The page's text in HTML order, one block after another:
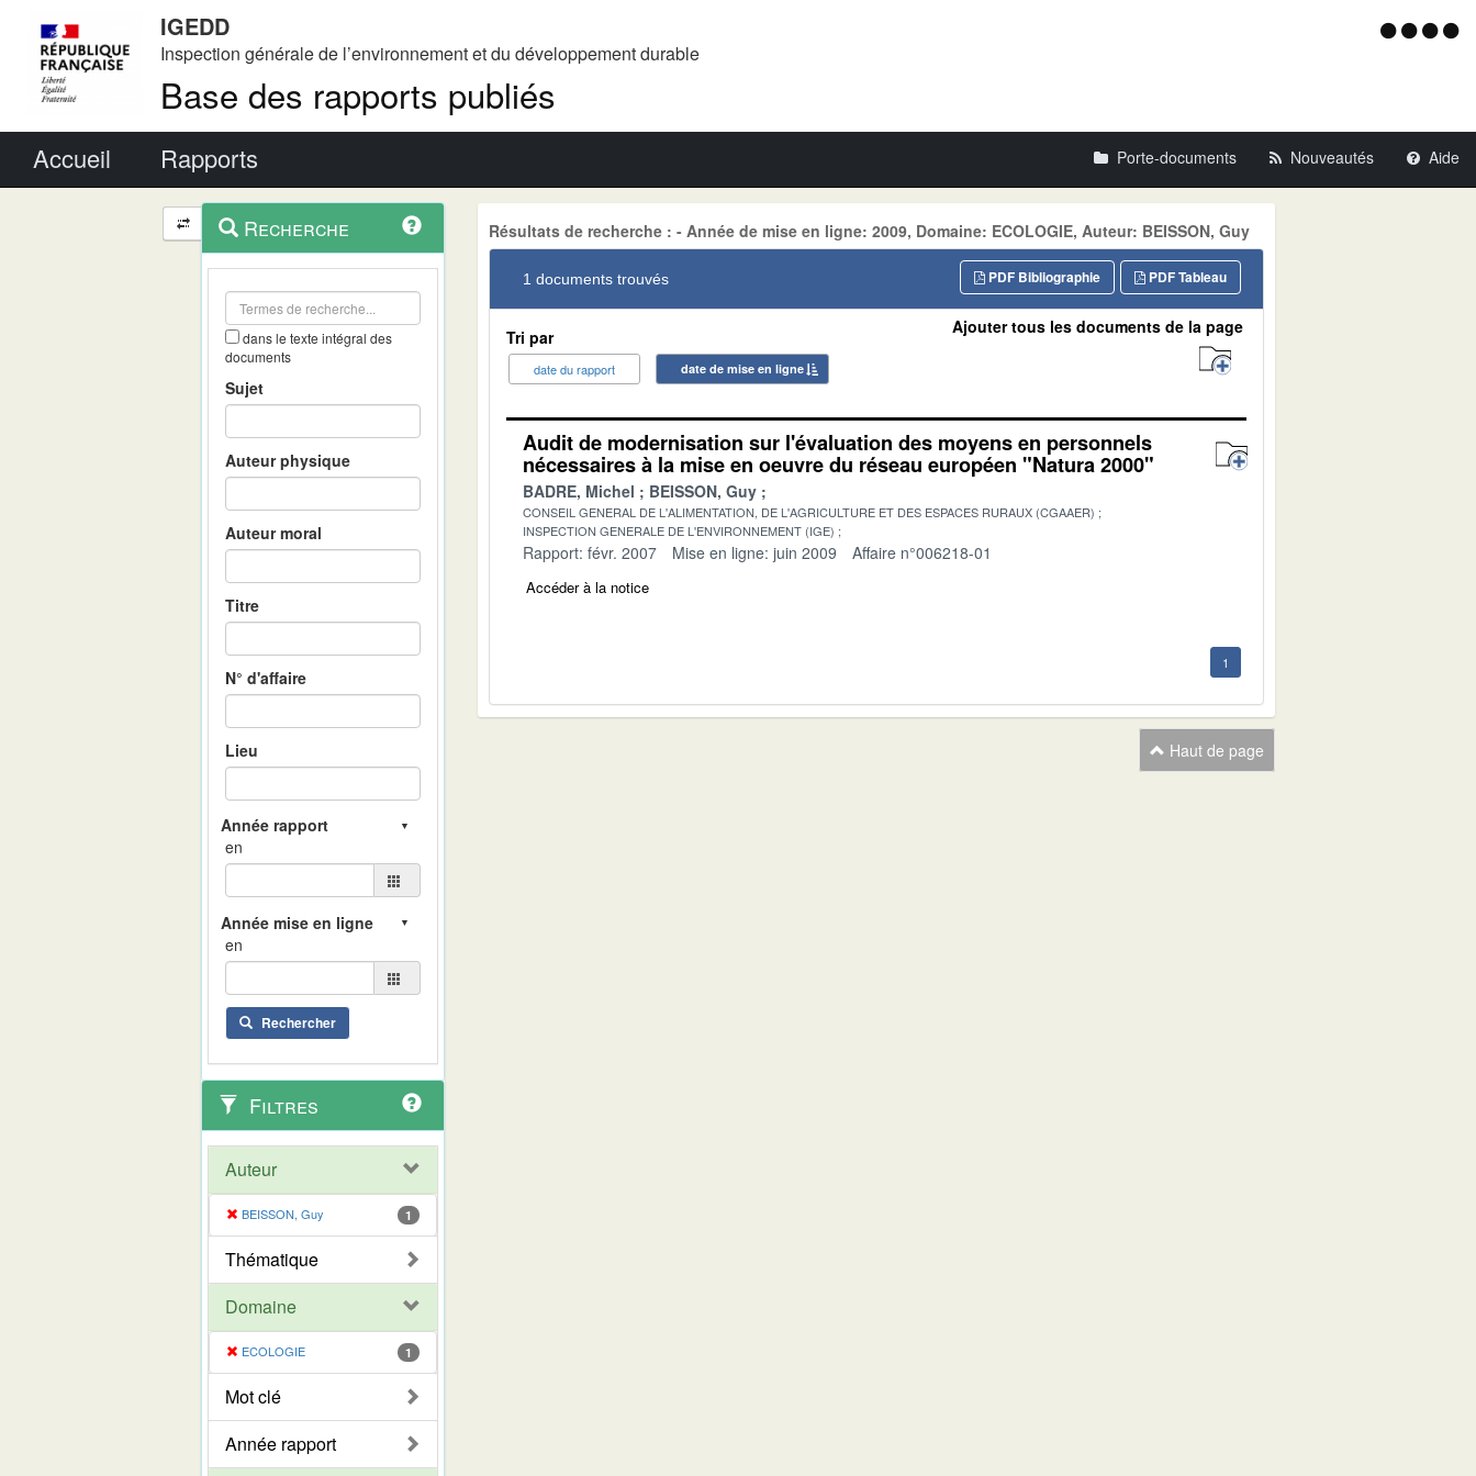
IGEDD
Inspection générale de l’environnement et du développement durable
Base des rapports publiés
Menu
Accueil Rapports Porte-documents Nouveautés Aide
Navigation
et
outils
contextuel
Recherche
dans le texte intégral des
documents
Sujet
Auteur physique
Auteur moral
Titre
N° d'affaire
Lieu
en
en
Rechercher
Filtres
Auteur
BEISSON, Guy 1
Thématique
Domaine
ECOLOGIE 1
Mot clé
Année rapport
Résultats de recherche : - Année de mise en ligne: 2009, Domaine: ECOLOGIE, Auteur: BEISSON, Guy
1 documents trouvés PDF Tableau
PDF Bibliographie
Tri par
date du rapport date de mise en ligne
Ajouter tous les documents de la page
Audit de modernisation sur l'évaluation des moyens en personnels
nécessaires à la mise en oeuvre du réseau européen "Natura 2000"
BADRE, Michel BEISSON, Guy
CONSEIL GENERAL DE L'ALIMENTATION, DE L'AGRICULTURE ET DES ESPACES RURAUX (CGAAER)
INSPECTION GENERALE DE L'ENVIRONNEMENT (IGE)
Rapport: févr. 2007 Mise en ligne: juin 2009 Affaire n°006218-01
Accéder à la notice
1
Haut de page